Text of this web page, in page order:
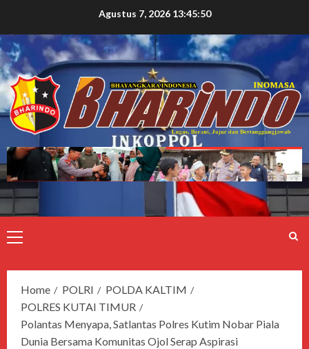
Agustus 7, 2026 13:45:51
Home POLRI
POLDA KALTIM
POLRES KUTAI TIMUR
Polantas Menyapa, Satlantas Polres Kutim Nobar Piala
Dunia Bersama Komunitas Ojol Serap Aspirasi